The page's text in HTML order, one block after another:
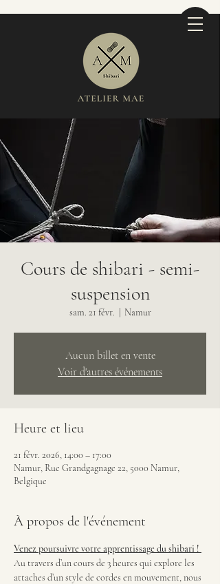
Cours de shibari - semi-
suspension
sam. 21 févr. Namur
Aucun billet en vente
Voir d'autres événements
Heure et lieu
21 févr. 2026, 14:00 – 17:00
Namur, Rue Grandgagnage 22, 5000 Namur,
Belgique
À propos de l'événement
Venez poursuivre votre apprentissage du shibari !
Au travers d’un cours de 3 heures qui explore les
attaches d’un style de cordes en mouvement, nous